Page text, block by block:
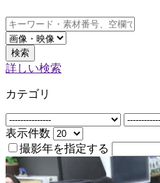
検索
詳しい検索
カテゴリ
表示件数
撮影年を指定する